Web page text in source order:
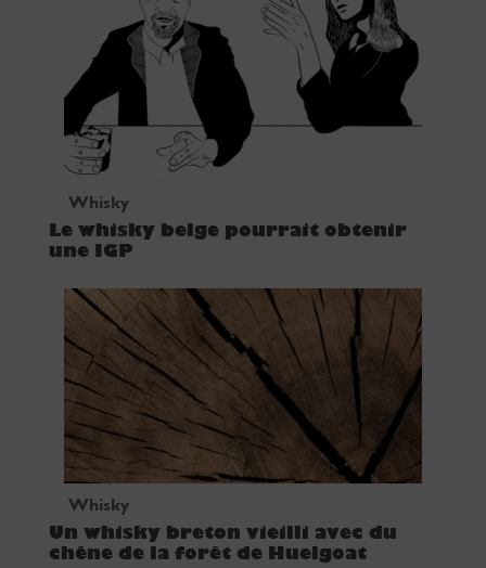
Whisky
Le whisky belge pourrait obtenir
une IGP
Whisky
Un whisky breton vieilli avec du
chêne de la forêt de Huelgoat